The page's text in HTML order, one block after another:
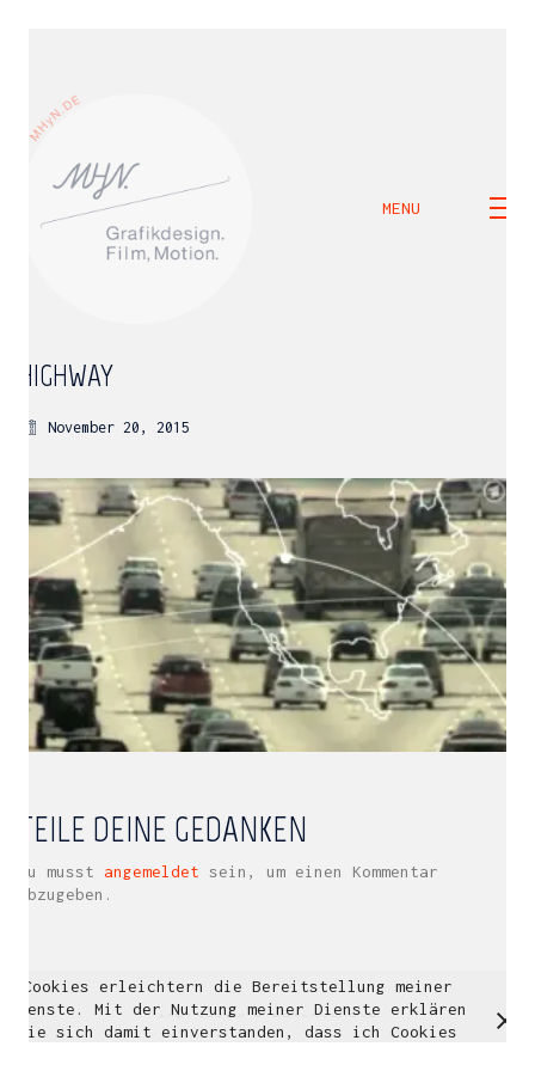
MENU
HIGHWAY
November 20, 2015
TEILE DEINE GEDANKEN
Du musst angemeldet sein, um einen Kommentar
abzugeben.
M H Y N
Manuel Hernandez y Nothdurft (Dipl. Des.)
Multidisziplinäre Designlösungen.
Person|Kontakt|Fotoblog
mhyn@mhyn.de
© Copyright 2018. All Rights Reserved.
Impressum & Datenschutz
Cookies erleichtern die Bereitstellung meiner
Dienste. Mit der Nutzung meiner Dienste erklären
Sie sich damit einverstanden, dass ich Cookies